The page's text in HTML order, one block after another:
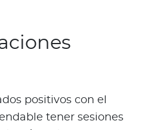
positivos con el
tener sesiones